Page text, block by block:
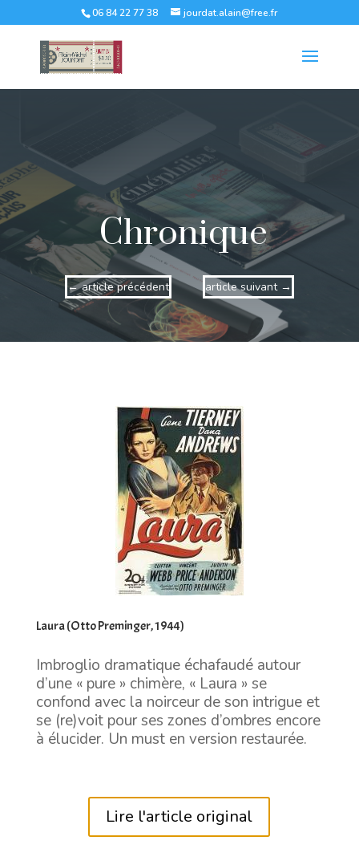
06 84 22 77 38 jourdat.alain@free.fr
Chronique
←article précédent article suivant→
Laura (Otto Preminger, 1944)
Imbroglio dramatique échafaudé autour
d’une « pure » chimère, « Laura » se
confond avec la noirceur de son intrigue et
se (re)voit pour ses zones d’ombres encore
à élucider. Un must en version restaurée.
Lire l'article original